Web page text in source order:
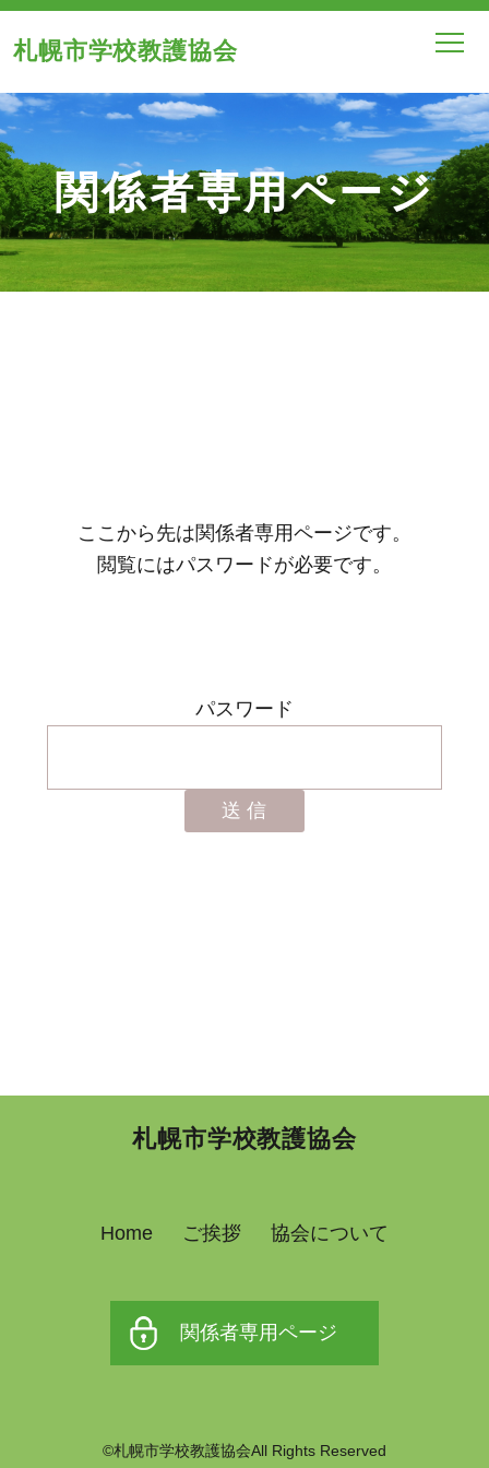
札幌市学校教護協会
関係者専用ページ
ここから先は関係者専用ページです。
閲覧にはパスワードが必要です。
パスワード
札幌市学校教護協会
Home ご挨拶 協会について
関係者専用ページ
©札幌市学校教護協会All Rights Reserved